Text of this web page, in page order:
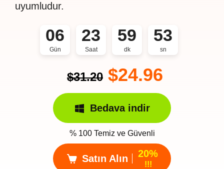
uyumludur.
06
Gün
23
Saat
59
dk
53
sn
$31.20 $24.96
Bedava indir
% 100 Temiz ve Güvenli
Satın Alın 20%
!!!